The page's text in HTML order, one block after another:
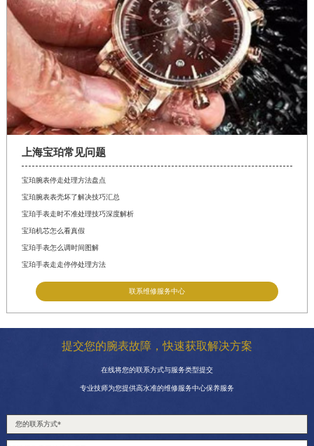
上海宝珀常见问题
宝珀腕表停走处理方法盘点
宝珀腕表表壳坏了解决技巧汇总
宝珀手表走时不准处理技巧深度解析
宝珀机芯怎么看真假
宝珀手表怎么调时间图解
宝珀手表走走停停处理方法
联系维修服务中心
提交您的腕表故障，快速获取解决方案
在线将您的联系方式与服务类型提交
专业技师为您提供高水准的维修服务中心保养服务